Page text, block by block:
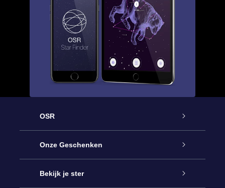
OSR
Service
Contact
Onze Geschenken
Online Star Gift
Bekijk je ster